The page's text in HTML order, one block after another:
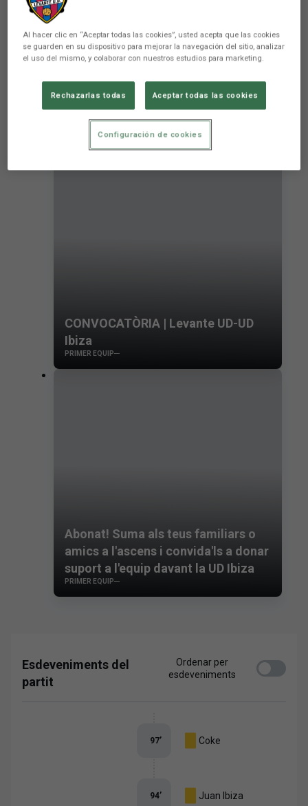
El Levante UD es veu incapaç de
superar la teranyina defensiva de
l'UD Ibiza
CONVOCATÒRIA | Levante UD-UD
Ibiza
PRIMER EQUIP
Abonat! Suma als teus familiars o
amics a l'ascens i convida'ls a donar
suport a l'equip davant la UD Ibiza
PRIMER EQUIP
Esdeveniments del
partit
Ordenar per
esdeveniments
Coke
97’
Juan Ibiza
94’
Al hacer clic en “Aceptar todas las cookies”, usted acepta que las cookies
se guarden en su dispositivo para mejorar la navegación del sitio, analizar
el uso del mismo, y colaborar con nuestros estudios para marketing.
Rechazarlas todas Aceptar todas las cookies
Configuración de cookies